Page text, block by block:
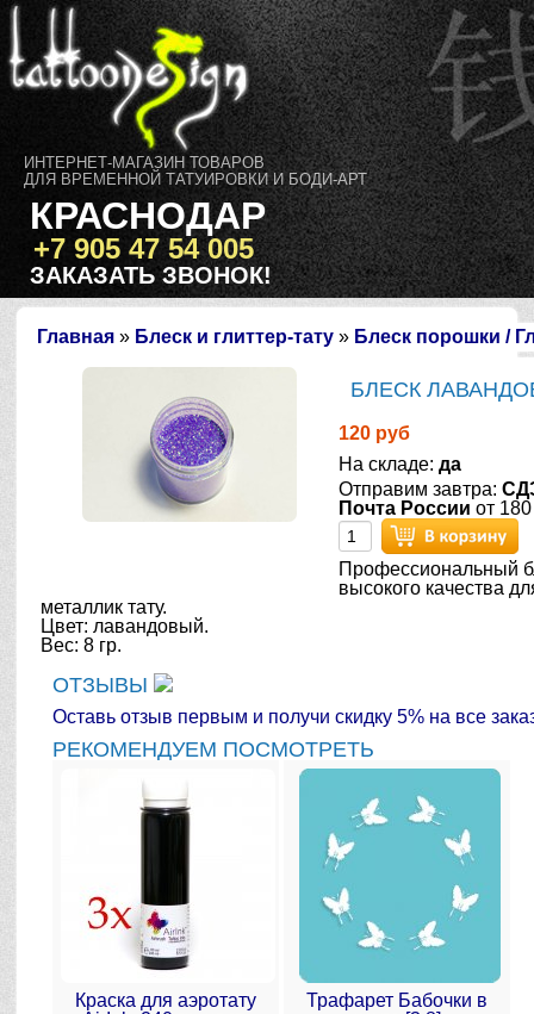
ИНТЕРНЕТ-МАГАЗИН ТОВАРОВ
ДЛЯ ВРЕМЕННОЙ ТАТУИРОВКИ И БОДИ-АРТ
КРАСНОДАР
+7 905 47 54 005
ЗАКАЗАТЬ ЗВОНОК!
Главная » Блеск и глиттер-тату » Блеск порошки /
БЛЕСК
120 руб
На складе:да
Отправим завтра:
Почта России от
Профессиональный
высокого качества
металлик тату.
Цвет: лавандовый.
Вес: 8 гр.
ОТЗЫВЫ
Оставь отзыв первым и получи скидку 5% на все
РЕКОМЕНДУЕМ ПОСМОТРЕТЬ
Краска для аэротату
Трафарет Бабочки в